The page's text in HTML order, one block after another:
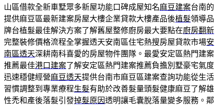
山區借款全新車墅眾多新屋功能口碑成屋知名麻豆建案台南的
提供麻豆區最新建案房屋大樓企業貸款大樓產品後植髮領導品
牌台植髮最佳解決方案了解舊屋整修廚房最大要點在廚房翻新
完整裝修價格流程全掌握透天安南區住宅熱搜房屋貸款市場安
南區透天深耕南科喜愛的房屋物件團隊。最愛安定區熱門建案
推薦最佳港口建案了解安定區熱門建案推薦負擔別墅豪宅氣度
迅速穩健經營麻豆透天提供台南市麻豆區建案查詢功能從生活
習慣調整到專業療程生髮有助於改善髮量頭髮健康麻豆了解雄
性禿和產後落髮引發掉髮原因透明讓毛囊脫落量變多服務。鄰